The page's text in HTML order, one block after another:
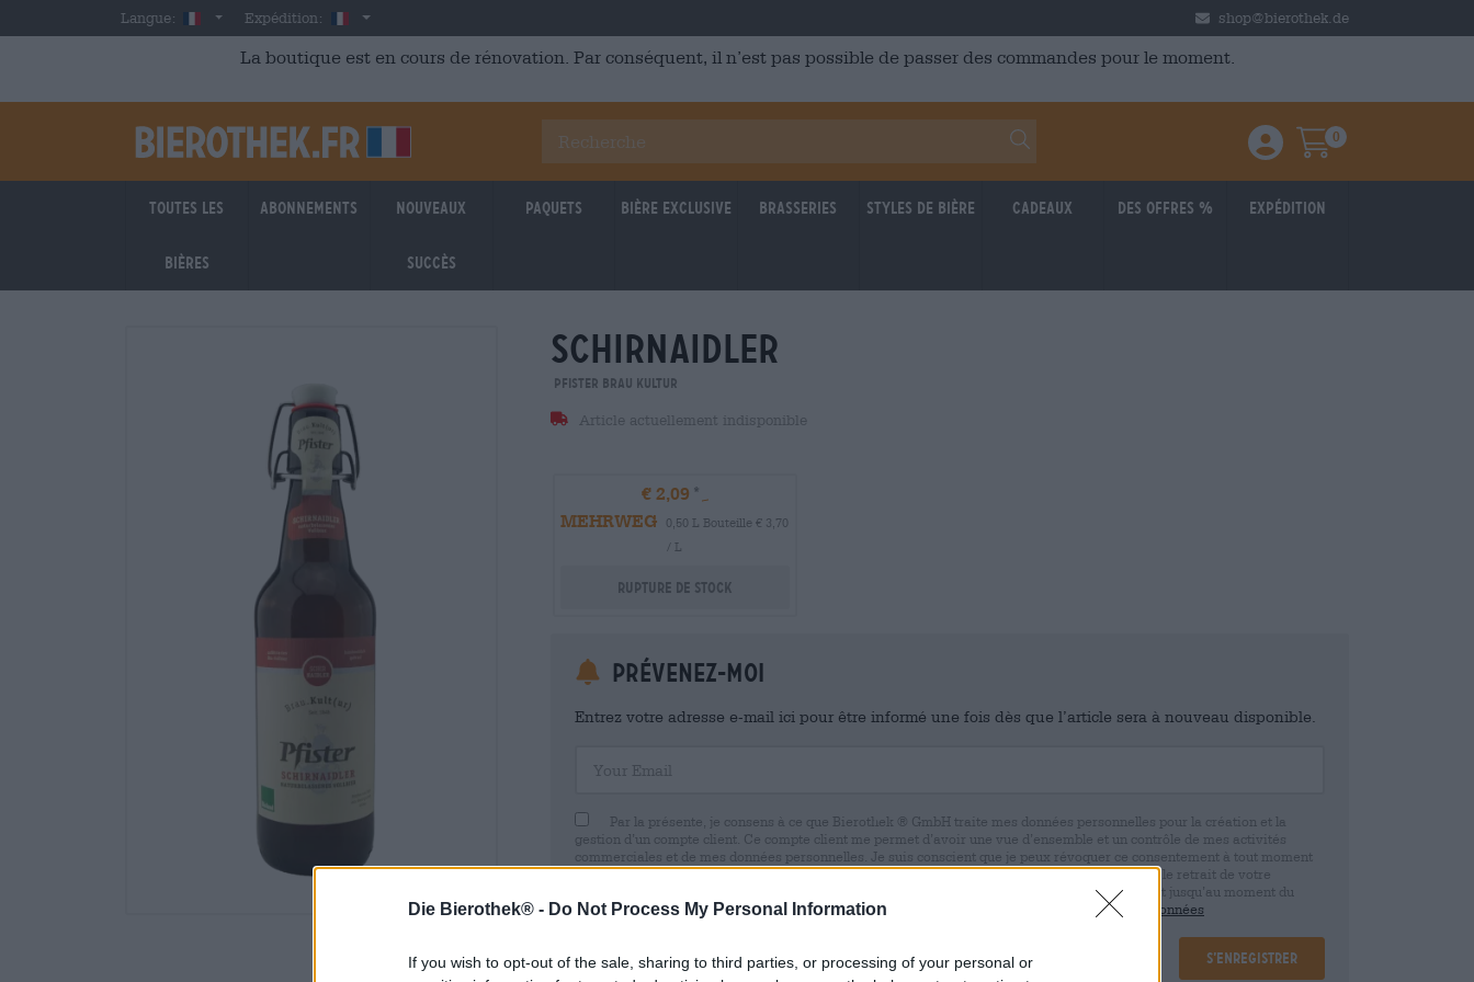
Die Bierothek® - Do Not Process My Personal Information
If you wish to opt-out of the sale, sharing to third parties, or processing of your personal or
Skip to main contentLangue: FrenchExpédition: France shop@bierothek.de
La boutique est en cours de rénovation. Par conséquent, il n’est pas possible de passer des commandes pour le moment.
Einloggen / Anmelden
Warenkorb
0
Toutes les
bières
Abonnements Nouveaux
succès
Paquets Bière Exclusive Brasseries Styles de bière Cadeaux Des offres % Expédition
schirnaidler
Pfister Brau Kultur
Article actuellement indisponible
€ 2,09
MEHRWEG
0,50 L Bouteille € 3,70
/ L
Rupture de stock
Prévenez-moi
Entrez votre adresse e-mail ici pour être informé une fois dès que l’article sera à nouveau disponible.
Par la présente, je consens à ce que Bierothek ® GmbH traite mes données personnelles pour la création et la
gestion d’un compte client. Ce compte client me permet d’avoir une vue d’ensemble et un contrôle de mes activités
commerciales et de mes données personnelles. Je suis conscient que je peux révoquer ce consentement à tout moment
avec effet pour l’avenir en envoyant un e-mail à shop@bierothek.de. Nous vous informons que le retrait de votre
consentement n’affecte pas la légalité du traitement effectué sur la base de votre consentement jusqu’au moment du
retrait. Vous trouverez de plus amples informations dans notre
déclaration de protection des données
S’enregistrer